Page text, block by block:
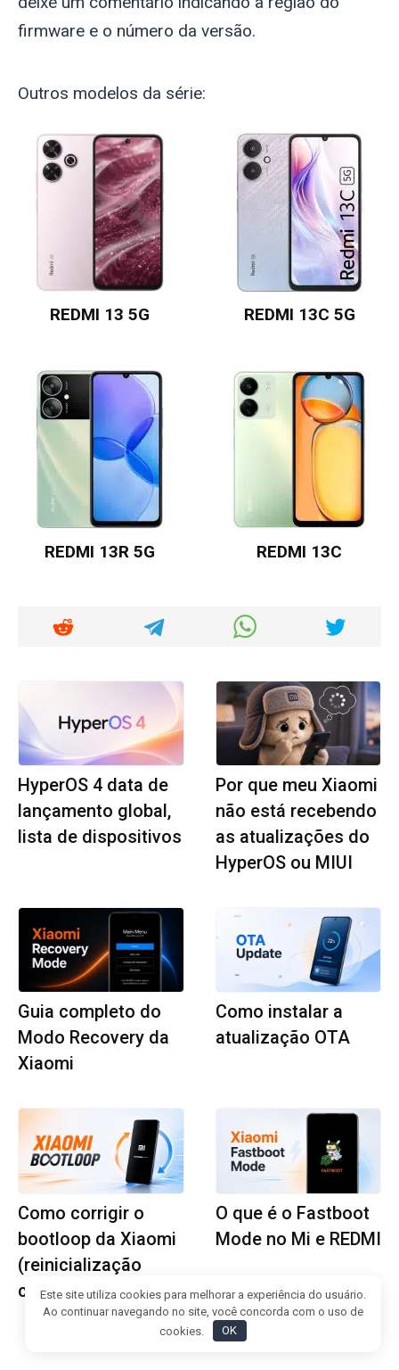
firmware e o número da versão.
Outros modelos da série:
REDMI 13 5G REDMI 13C 5G
REDMI 13R 5G REDMI 13C
HyperOS 4 data de
lançamento global,
lista de dispositivos
Por que meu Xiaomi
não está recebendo
as atualizações do
HyperOS ou MIUI
Guia completo do
Modo Recovery da
Xiaomi
Como instalar a
atualização OTA
Como corrigir o
bootloop da Xiaomi
(reinicialização
constante)
O que é o Fastboot
Mode no Mi e REDMI
Este site utiliza cookies para melhorar a experiência do usuário.
Ao continuar navegando no site, você concorda com o uso de
cookies.
OK